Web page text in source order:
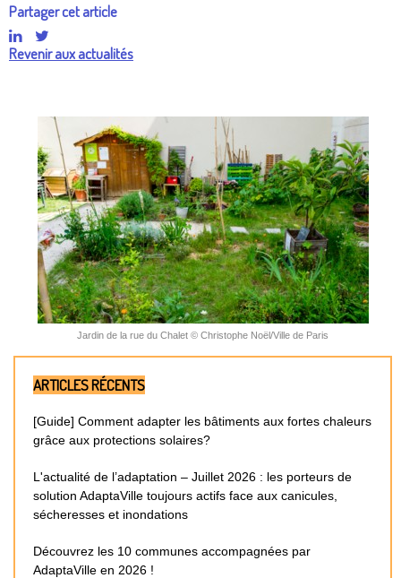
Partager cet article
Revenir aux actualités
Jardin de la rue du Chalet © Christophe Noël/Ville de Paris
ARTICLES RÉCENTS
[Guide] Comment adapter les bâtiments aux fortes chaleurs
grâce aux protections solaires?
L'actualité de l’adaptation – Juillet 2026 : les porteurs de
solution AdaptaVille toujours actifs face aux canicules,
sécheresses et inondations
Découvrez les 10 communes accompagnées par
AdaptaVille en 2026 !